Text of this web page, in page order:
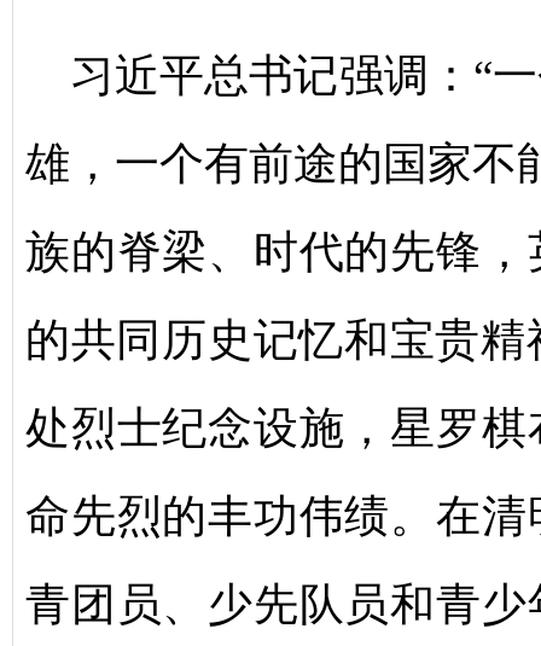
习近平总书记强调：“
雄，一个有前途的国家不
族的脊梁、时代的先锋
的共同历史记忆和宝贵
处烈士纪念设施，星罗
命先烈的丰功伟绩。在
青团员、少先队员和青